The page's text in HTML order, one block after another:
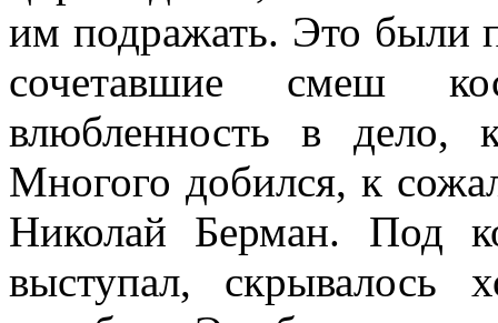
им подражать. Это были
сочетавшие смеш­
влюбленность в дело,
Многого добился, к
Николай Берман. Под
выступал, скрывалось